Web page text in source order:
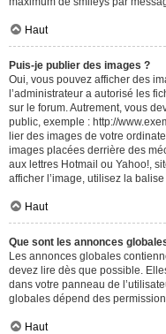
Haut
Puis-je publier des images ?
Oui, vous pouvez afficher des
l’administrateur a autorisé les
sur le forum. Autrement, vous
public, exemple : http://
lier des images de votre
images placées derrière des
aux lettres Hotmail ou Yahoo!,
afficher l’image, utilisez la balise
Haut
Que sont les annonces
Les annonces globales
devez lire dès que possible.
dans votre panneau de
globales dépend des
Haut